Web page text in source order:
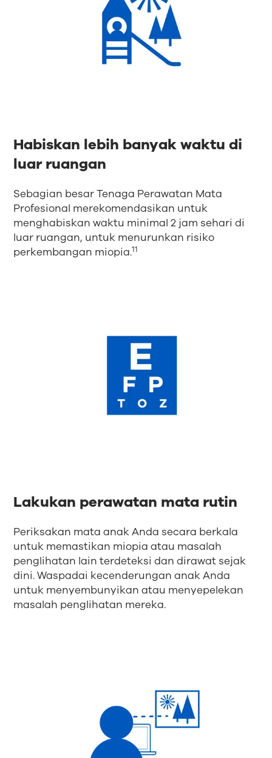
Habiskan lebih banyak waktu di
luar ruangan
Sebagian besar Tenaga Perawatan Mata
Profesional merekomendasikan untuk
menghabiskan waktu minimal 2 jam sehari di
luar ruangan, untuk menurunkan risiko
perkembangan miopia.11
Lakukan perawatan mata rutin
Periksakan mata anak Anda secara berkala
untuk memastikan miopia atau masalah
penglihatan lain terdeteksi dan dirawat sejak
dini. Waspadai kecenderungan anak Anda
untuk menyembunyikan atau menyepelekan
masalah penglihatan mereka.